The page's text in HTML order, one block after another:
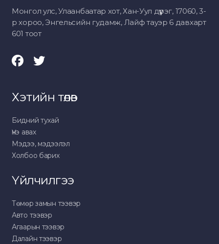
Монгол улс, Улаанбаатар хот, Хан-Уул дүүрэг, 17060, 3-
р хороо, Энгельсийн гудамж, Лайф тауэр 6 давхарт
601 тоот
Хэтийн төлөв
Бидний тухай
Үнэ авах
Мэдээ, мэдээлэл
Холбоо барих
Үйлчилгээ
Төмөр замын тээвэр
Авто тээвэр
Агаарын тээвэр
Далайн тээвэр